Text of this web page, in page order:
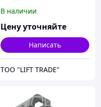
серия) 1,0-3,0т
В наличии
Цену уточняйте
Написать
ТОО "LIFT TRADE"